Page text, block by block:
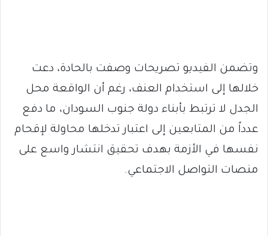
وتضمن الفيديو تصريحات وصفت بالحادة، دعت
خلالها إلى استخدام العنف، رغم أن الواقعة محل
الجدل لا ترتبط بأبناء دولة جنوب السودان، ما دفع
عدداً من المتابعين إلى اعتبار تدخلها محاولة لإقحام
نفسها في الأزمة بهدف تحقيق انتشار واسع على
منصات التواصل الاجتماعي.